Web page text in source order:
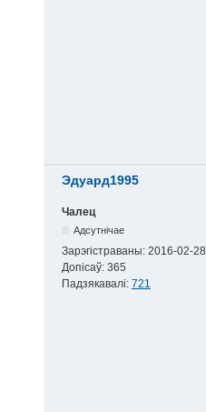
Эдуард1995
Чалец
Адсутнічае
Зарэгістраваны: 2016-02-28
Допісаў: 365
Падзякавалі: 721